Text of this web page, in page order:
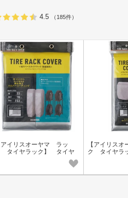
4.5 （185件）
アイリスオーヤマ ラッ
タイヤラック】 タイヤ
【アイリス
ク タイヤラ